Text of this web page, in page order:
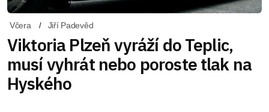
Včera Jiří Padevěd
Viktoria Plzeň vyráží do Teplic,
musí vyhrát nebo poroste tlak na
Hyského